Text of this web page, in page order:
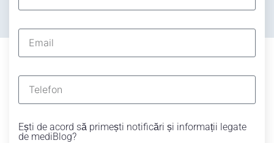
Ești de acord să primești notificări și informații legate
de mediBlog?